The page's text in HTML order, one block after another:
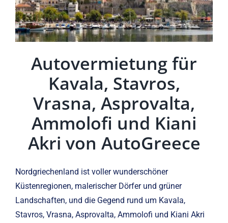
Autovermietung für
Kavala, Stavros,
Vrasna, Asprovalta,
Ammolofi und Kiani
Akri von AutoGreece
Nordgriechenland ist voller wunderschöner
Küstenregionen, malerischer Dörfer und grüner
Landschaften, und die Gegend rund um Kavala,
Stavros, Vrasna, Asprovalta, Ammolofi und Kiani Akri